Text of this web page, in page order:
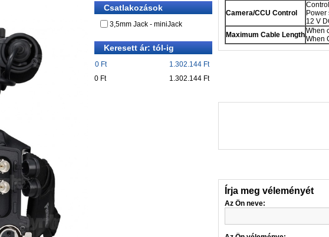
Csatlakozások
3,5mm Jack - miniJack
Keresett ár: tól-ig
0 Ft
1.302.144 Ft
0 Ft
1.302.144 Ft
Camera/CCU Control
12 V
Maximum Cable LengthWhen
When
Írja meg véleményét
Az Ön neve: